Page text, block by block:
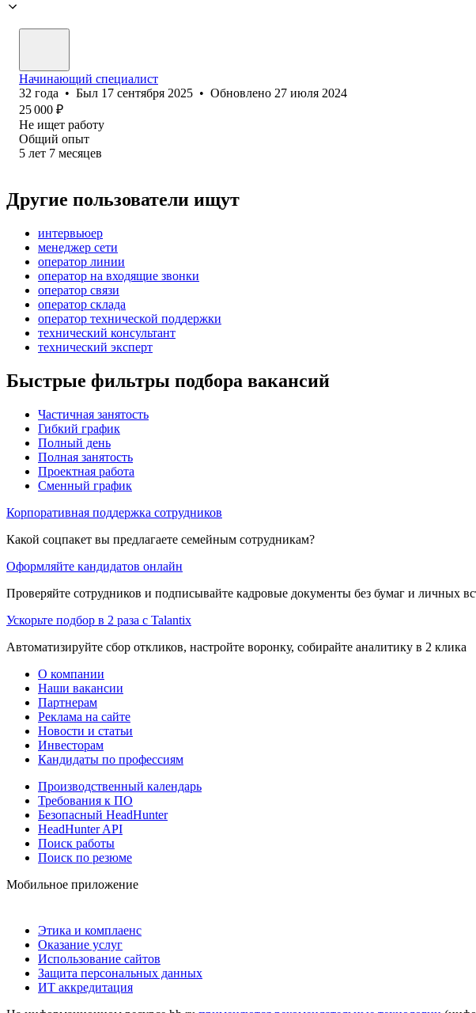
Начинающий специалист
32 года • Был 17 сентября 2025 • Обновлено 27 июля 2024
25 000 ₽
Не ищет работу
Общий опыт
5 лет 7 месяцев
Другие пользователи ищут
интервьюер
менеджер сети
оператор линии
оператор на входящие звонки
оператор связи
оператор склада
оператор технической поддержки
технический консультант
технический эксперт
Быстрые фильтры подбора вакансий
Частичная занятость
Гибкий график
Полный день
Полная занятость
Проектная работа
Сменный график
Корпоративная поддержка сотрудников
Какой соцпакет вы предлагаете семейным сотрудникам?
Оформляйте кандидатов онлайн
Проверяйте сотрудников и подписывайте кадровые документы без бумаг и личных
Ускорьте подбор в 2 раза с Talantix
Автоматизируйте сбор откликов, настройте воронку, собирайте аналитику в 2 клика
О компании
Наши вакансии
Партнерам
Реклама на сайте
Новости и статьи
Инвесторам
Кандидаты по профессиям
Производственный календарь
Требования к ПО
Безопасный HeadHunter
HeadHunter API
Поиск работы
Поиск по резюме
Мобильное приложение
Этика и комплаенс
Оказание услуг
Использование сайтов
Защита персональных данных
ИТ аккредитация